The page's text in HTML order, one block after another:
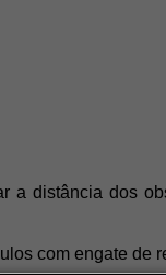
a distância dos
com engate de